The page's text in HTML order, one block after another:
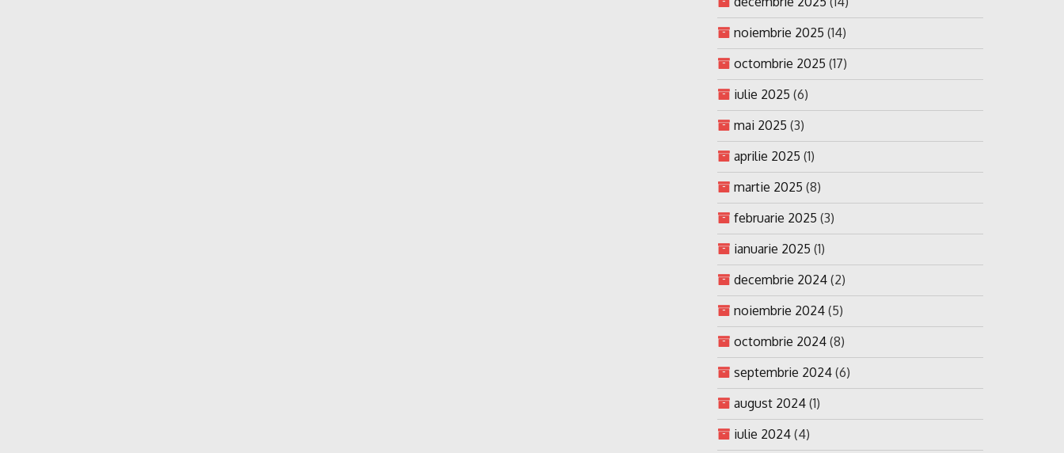
noiembrie 2025 (14)
octombrie 2025 (17)
iulie 2025 (6)
mai 2025 (3)
aprilie 2025 (1)
martie 2025 (8)
februarie 2025 (3)
ianuarie 2025 (1)
decembrie 2024 (2)
noiembrie 2024 (5)
octombrie 2024 (8)
septembrie 2024 (6)
august 2024 (1)
iulie 2024 (4)